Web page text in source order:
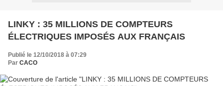
LINKY : 35 MILLIONS DE COMPTEURS
ÉLECTRIQUES IMPOSÉS AUX FRANÇAIS
Publié le 12/10/2018 à 07:29
Par CACO